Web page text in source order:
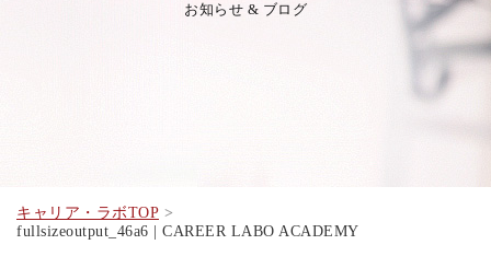
お知らせ & ブログ
キャリア・ラボTOP
fullsizeoutput_46a6 | CAREER LABO ACADEMY